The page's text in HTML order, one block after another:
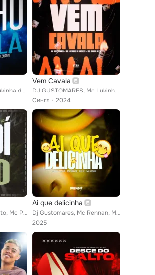
Dj Gustomares, MC Lukinha da Lacoste, Mc Talibã
Vem Cavala
DJ GUSTOMARES, Mc Lukinha da Lacoste, MC Vinny da TR
Сингл
2024
Dj Gustomares, MC Nito, Mc Pretchako, MC Saci
Ai que delicinha
Dj Gustomares, Mc Rennan, Mc RF, Mc Kitinho
2025